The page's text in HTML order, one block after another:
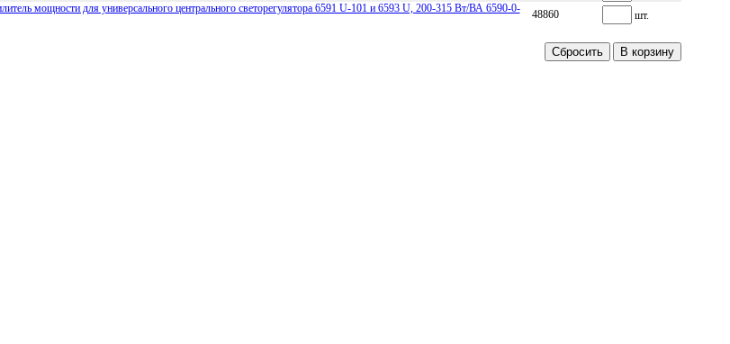
мощности для универсального центрального светорегулятора 6591 U-101 и 6593 U, 200-315 Вт/ВА 6590-0-
48860 шт.